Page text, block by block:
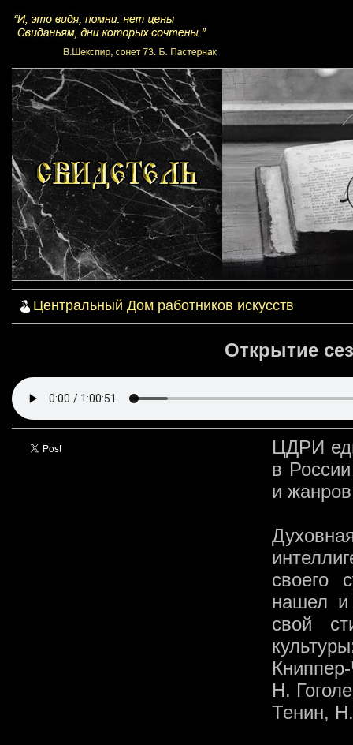
Центральный Дом работников искусств
Открытие
ЦДРИ
в
и
своего
нашел и
свой
Н.
Тенин,